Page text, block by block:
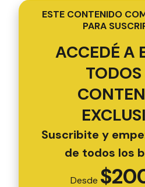
ESTE CONTENIDO
PARA
ACCEDÉ A
TODOS
Suscribite y
de todos los
Desde $